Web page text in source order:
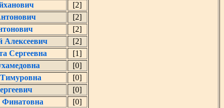
[2]
[2]
[2]
Алексеевич
[2]
Сергеевна
[1]
[0]
[0]
[0]
Финатовна
[0]